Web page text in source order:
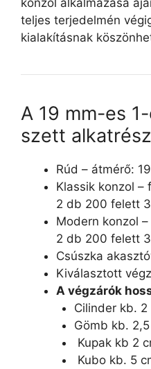
teljes terjedelmén
kialakításnak
A 19 mm-es
szett
Rúd – átmérő:
Klassik konzol
2 db 200 felett
Modern konzol
2 db 200 felett
Csúszka
Kiválasztott
A végzárók
Cilinder kb. 2
Gömb kb.
Kupak kb 2
Kubo kb. 5